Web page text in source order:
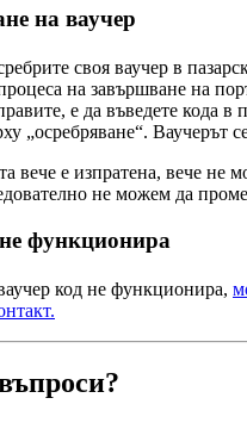
на ваучер
своя ваучер в
на завършване на
е да въведете кода в
„осребряване“. Ваучерът
вече е изпратена, вече не
не можем да
функционира
код не функционира,